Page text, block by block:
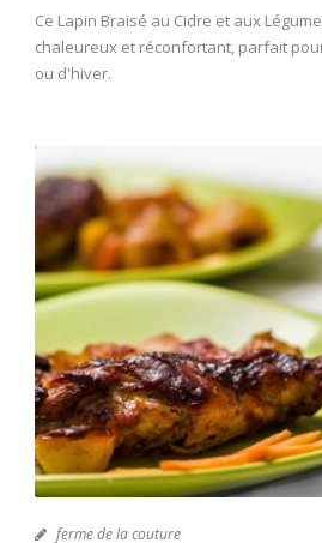
Ce Lapin Braisé au Cidre et aux
chaleureux et réconfortant, parfait
ou d'hiver.
ferme de la couture